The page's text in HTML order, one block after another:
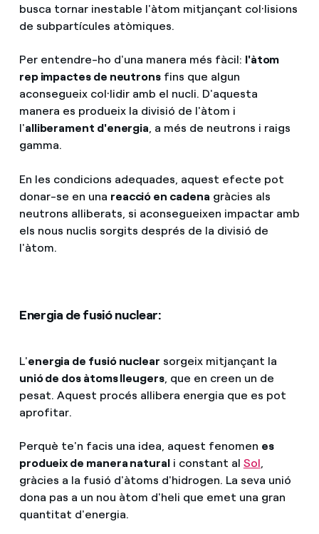
busca tornar inestable l'àtom mitjançant col·lisions
de subpartícules atòmiques.
Per entendre-ho d'una manera més fàcil: l'àtom
rep impactes de neutronsfins que algun
aconsegueix col·lidir amb el nucli. D'aquesta
manera es produeix la divisió de l'àtom i
l'alliberament d'energia, a més de neutrons i raigs
gamma.
En les condicions adequades, aquest efecte pot
donar-se en una reacció en cadena gràcies als
neutrons alliberats, si aconsegueixen impactar amb
els nous nuclis sorgits després de la divisió de
l'àtom.
Energia de fusió nuclear:
L'energia de fusió nuclear sorgeix mitjançant la
unió de dos àtoms lleugers, que en creen un de
pesat. Aquest procés allibera energia que es pot
aprofitar.
Perquè te'n facis una idea, aquest fenomen es
produeix de manera naturali constant al Sol,
gràcies a la fusió d'àtoms d'hidrogen. La seva unió
dona pas a un nou àtom d'heli que emet una gran
quantitat d'energia.